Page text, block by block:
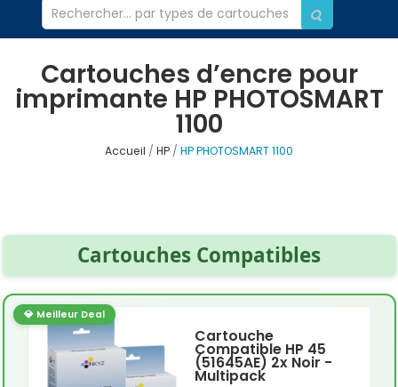
Cartouches d’encre pour
imprimante HP PHOTOSMART
1100
Accueil HP HP PHOTOSMART 1100
Cartouches Compatibles
💎 Meilleur Deal
Cartouche
Compatible HP 45
(51645AE) 2x Noir -
Multipack